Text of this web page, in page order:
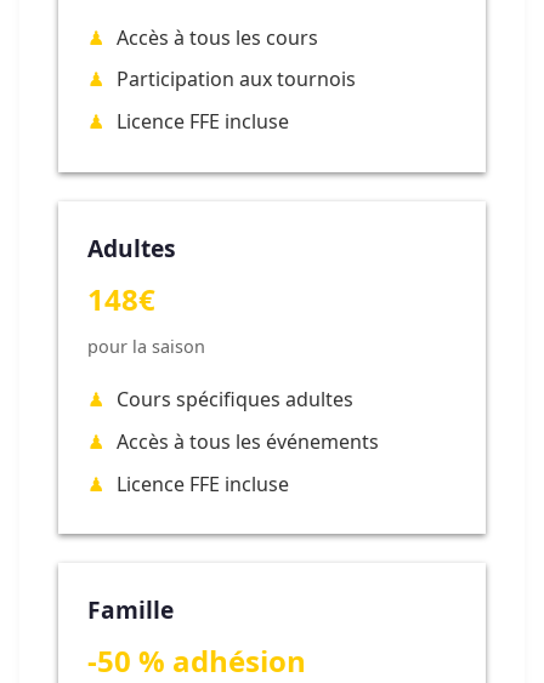
Accès à tous les cours
Participation aux tournois
Licence FFE incluse
Adultes
148€
pour la saison
Cours spécifiques adultes
Accès à tous les événements
Licence FFE incluse
Famille
-50 % adhésion